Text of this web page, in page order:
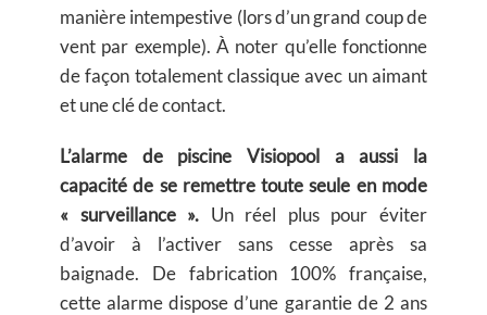
manière intempestive (lors d’un grand coup de
vent par exemple). À noter qu’elle fonctionne
de façon totalement classique avec un aimant
et une clé de contact.
L’alarme de piscine Visiopool a aussi la
capacité de se remettre toute seule en mode
« surveillance ». Un réel plus pour éviter
d’avoir à l’activer sans cesse après sa
baignade. De fabrication 100% française,
cette alarme dispose d’une garantie de 2 ans